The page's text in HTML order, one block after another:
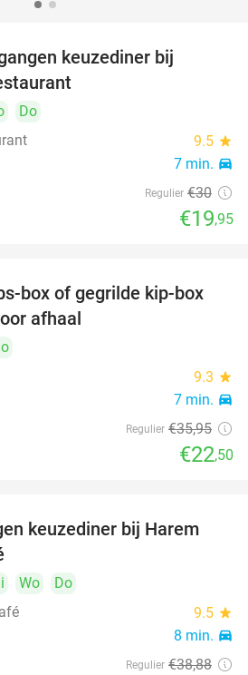
keuzediner bij
Do
9.5 star
7 min. directions_car
Regulier €30
€19,95
37%
box of gegrilde kip-box
afhaal
9.3 star
7 min. directions_car
Regulier €35,95
€22,50
45%
keuzediner bij Harem
Wo
Do
9.5 star
8 min. directions_car
Regulier €38,88